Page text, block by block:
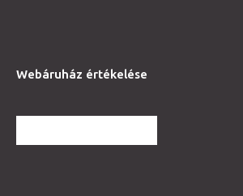
Webáruház értékelése